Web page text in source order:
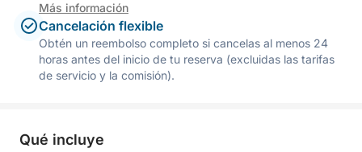
Más información
Cancelación flexible
Obtén un reembolso completo si cancelas al menos 24
horas antes del inicio de tu reserva (excluidas las tarifas
de servicio y la comisión).
Qué incluye